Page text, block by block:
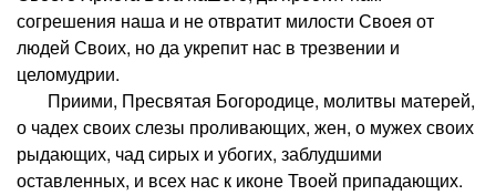
согрешения наша и не отвратит милости Своея от
людей Своих, но да укрепит нас в трезвении и
целомудрии.
Приими, Пресвятая Богородице, молитвы матерей,
о чадех своих слезы проливающих, жен, о мужех своих
рыдающих, чад сирых и убогих, заблудшими
оставленных, и всех нас к иконе Твоей припадающих.